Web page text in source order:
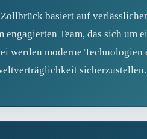
basiert auf
Team, das sich um
werden moderne Technologien
sicherzustellen.